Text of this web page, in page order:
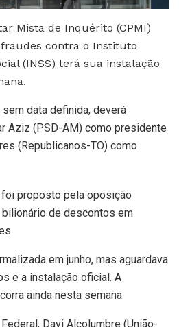
Mista de Inquérito (CPMI)
contra o Instituto
(INSS) terá sua instalação
data definida, deverá
Aziz (PSD-AM) como presidente
(Republicanos-TO) como
proposto pela oposição
bilionário de descontos em
em junho, mas aguardava
e a instalação oficial. A
ainda nesta semana.
Davi Alcolumbre (União-